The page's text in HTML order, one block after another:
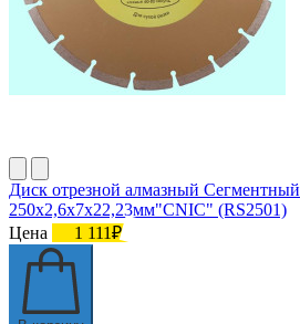
Диск отрезной алмазный Сегментный
250х2,6х7х22,23мм"CNIC" (RS2501)
Цена
1 111₽